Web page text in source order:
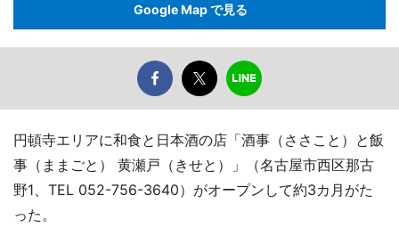
Google Map で見る
円頓寺エリアに和食と日本酒の店「酒事（ささこと）と飯
事（ままごと） 黄瀬戸（きせと）」（名古屋市西区那古
野1、TEL 052-756-3640）がオープンして約3カ月がた
った。